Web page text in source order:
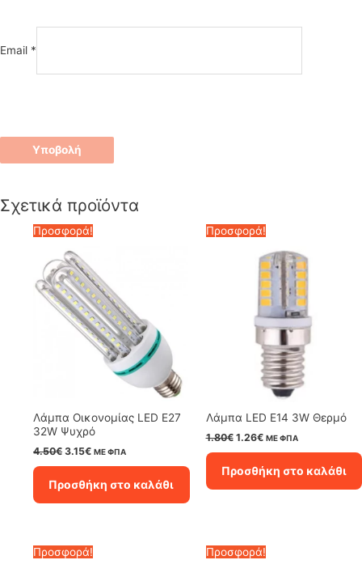
Email *
Σχετικά προϊόντα
Προσφορά!
Λάμπα Οικονομίας LED E27
32W Ψυχρό
4.50€ Original
price
4.50€.
3.15€Η
τρέχουσα
είναι:
3.15€.
ΜΕ ΦΠΑ
Προσθήκη στο καλάθι
Προσφορά!
Λάμπα LED Ε14 3W Θερμό
1.80€ Original
price
1.80€.
1.26€Η
τρέχουσα
είναι:
1.26€.
ΜΕ ΦΠΑ
Προσθήκη στο καλάθι
Προσφορά! Προσφορά!